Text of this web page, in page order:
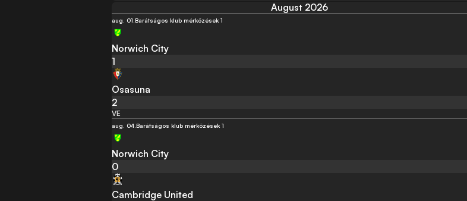
August 2026
aug. 01.Barátságos klub mérközések 1
Norwich City
1
Osasuna
2
VE
aug. 04.Barátságos klub mérközések 1
Norwich City
0
Cambridge United